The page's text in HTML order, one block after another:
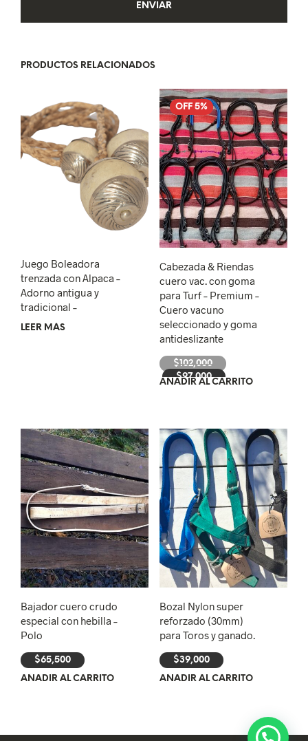
PRODUCTOS RELACIONADOS
Juego Boleadora
trenzada con Alpaca –
Adorno antigua y
tradicional –
LEER MÁS
OFF 5%
Cabezada & Riendas
cuero vac. con goma
para Turf – Premium –
Cuero vacuno
seleccionado y goma
antideslizante
$ 102,000
El
precio
$97,000
El
$97,000.
AÑADIR AL CARRITO
Bajador cuero crudo
especial con hebilla –
Polo
$65,500
AÑADIR AL CARRITO
Bozal Nylon super
reforzado (30mm)
para Toros y ganado.
$39,000
AÑADIR AL CARRITO